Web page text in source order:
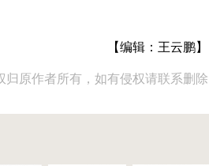
【编辑：王云鹏】
归原作者所有，如有侵权请联系删除